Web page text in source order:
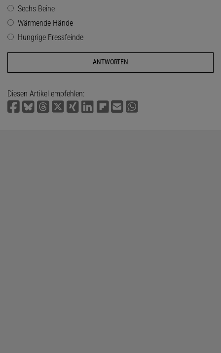
Sechs Beine
Wärmende Hände
Hungrige Fressfeinde
Diesen Artikel empfehlen: